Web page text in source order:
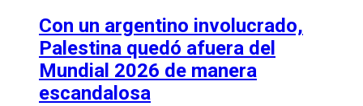
Con un argentino involucrado,
Palestina quedó afuera del
Mundial 2026 de manera
escandalosa